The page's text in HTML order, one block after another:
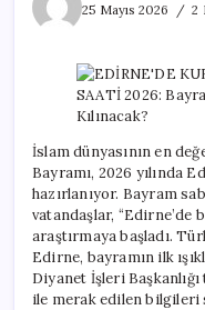
25 Mayıs 2026
2
İslam dünyasının en
Bayramı, 2026 yılında
hazırlanıyor. Bayram
vatandaşlar, “Edirne’de
araştırmaya başladı.
Edirne, bayramın ilk
Diyanet İşleri
ile merak edilen bilgileri